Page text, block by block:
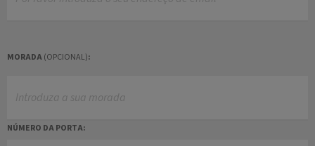
MORADA (OPCIONAL):
NÚMERO DA PORTA: